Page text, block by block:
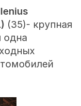
(35)- крупная
одна